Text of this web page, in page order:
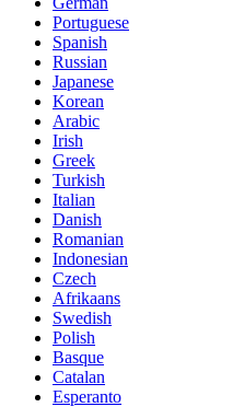
Portuguese
Spanish
Russian
Japanese
Korean
Arabic
Irish
Greek
Turkish
Italian
Danish
Romanian
Indonesian
Czech
Afrikaans
Swedish
Polish
Basque
Catalan
Esperanto